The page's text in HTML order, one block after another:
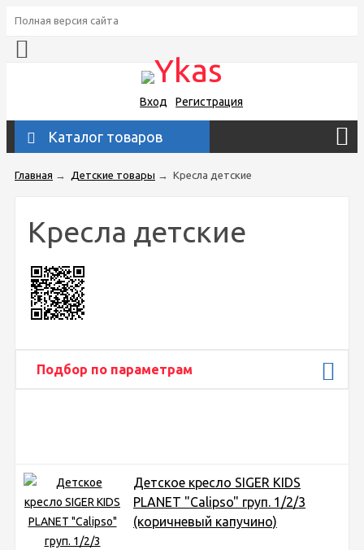
Полная версия сайта
Вход Регистрация
Каталог товаров
Главная → Детские товары → Кресла детские
Кресла детские
Подбор по параметрам
Детское кресло SIGER KIDS
PLANET "Calipso" груп. 1/2/3
(коричневый капучино)